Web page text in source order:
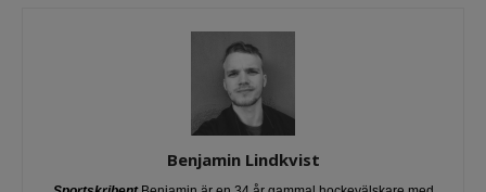
Benjamin Lindkvist